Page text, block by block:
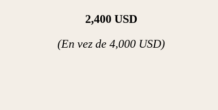
2,400 USD
(En vez de 4,000 USD)